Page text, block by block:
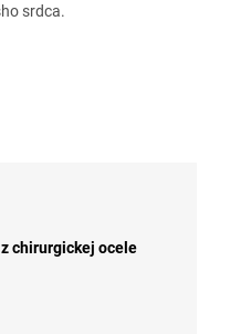
srdca.
chirurgickej ocele